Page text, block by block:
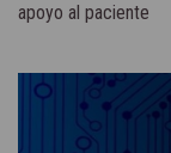
apoyo al paciente